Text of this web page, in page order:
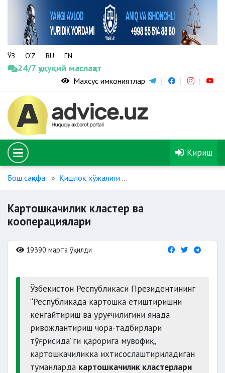
ЎЗ O‘Z RU EN
24/7 ҳуқуқий маслаҳат
Махсус имкониятлар
Кириш
Бош саҳифа Қишлоқ хўжалиги
Картошкачилик кластер ва
кооперациялари
19390 марта ўқилди
Ўзбекистон Республикаси Президентининг
“Республикада картошка етиштиришни
кенгайтириш ва уруғчилигини янада
ривожлантириш чора-тадбирлари
тўғрисида”ги қарорига мувофиқ,
картошкачиликка ихтисослаштириладиган
туманларда картошкачилик кластерлари